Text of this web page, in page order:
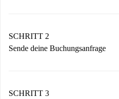
Du erhältst alle
SCHRITT 2
Sende deine Buchungsanfrage
Denk daran, dass wir dich
SCHRITT 3